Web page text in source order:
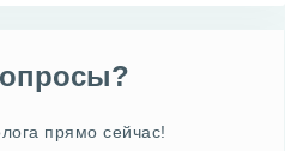
прямо сейчас!